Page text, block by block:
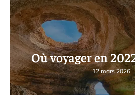
Où voyager en
12 mars 2026